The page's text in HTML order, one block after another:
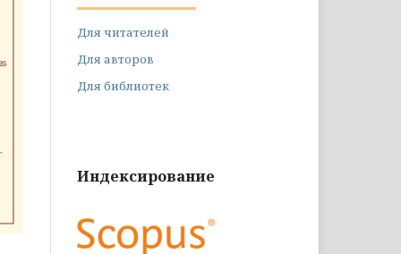
Для читателей
Для авторов
Для библиотек
Индексирование